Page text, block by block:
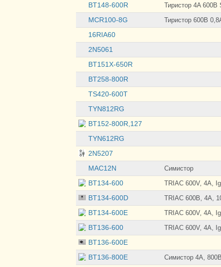
BT148-600R
Тиристор 4A 600В
MCR100-8G Тиристор 600В
16RIA60
2N5061
BT151X-650R
BT258-800R
TS420-600T
TYN812RG
BT152-800R,127
TYN612RG
2N5207
MAC12N
Симистор
BT134-600 TRIAC 600V, 4A,
BT134-600D TRIAC 600В, 4A,
BT134-600E TRIAC 600V, 4A,
BT136-600 TRIAC 600V, 4A,
BT136-600E
BT136-800E
Симистор 4А,